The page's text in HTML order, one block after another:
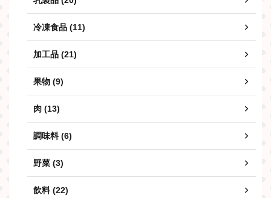
冷凍食品 (11)
加工品 (21)
果物 (9)
肉 (13)
調味料 (6)
野菜 (3)
飲料 (22)